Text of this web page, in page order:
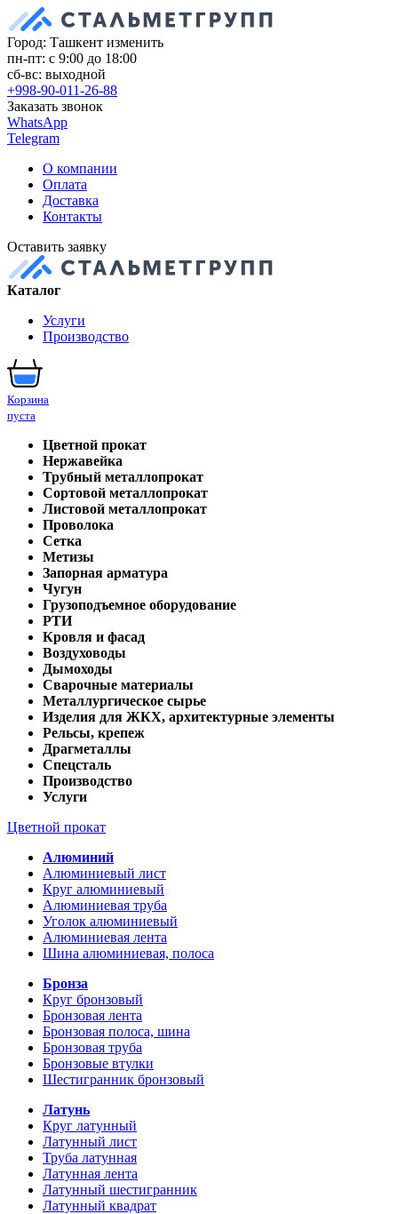
Город: Ташкент изменить
пн-пт: с 9:00 до 18:00
сб-вс: выходной
+998-90-011-26-88
Заказать звонок
WhatsApp
Telegram
О компании
Оплата
Доставка
Контакты
Оставить заявку
Каталог
Услуги
Производство
Корзина
пуста
Цветной прокат
Нержавейка
Трубный металлопрокат
Сортовой металлопрокат
Листовой металлопрокат
Проволока
Сетка
Метизы
Запорная арматура
Чугун
Грузоподъемное оборудование
РТИ
Кровля и фасад
Воздуховоды
Дымоходы
Сварочные материалы
Металлургическое сырье
Изделия для ЖКХ, архитектурные элементы
Рельсы, крепеж
Драгметаллы
Спецсталь
Производство
Услуги
Цветной прокат
Алюминий
Алюминиевый лист
Круг алюминиевый
Алюминиевая труба
Уголок алюминиевый
Алюминиевая лента
Шина алюминиевая, полоса
Бронза
Круг бронзовый
Бронзовая лента
Бронзовая полоса, шина
Бронзовая труба
Бронзовые втулки
Шестигранник бронзовый
Латунь
Круг латунный
Латунный лист
Труба латунная
Латунная лента
Латунный шестигранник
Латунный квадрат